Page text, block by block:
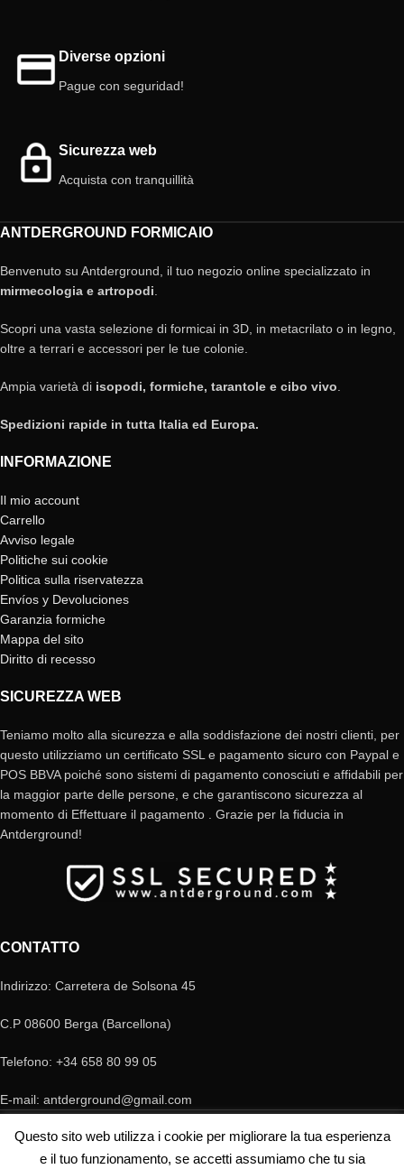
Porte interne: 3Diverse opzioni
Pague con seguridad!
Sicurezza web
Acquista con tranquillità
ANTDERGROUND FORMICAIO
Benvenuto su Antderground, il tuo negozio online specializzato in
mirmecologia e artropodi
Scopri una vasta selezione di formicai in 3D, in metacrilato o in legno,
oltre a terrari e accessori per le tue colonie.
Ampia varietà di isopodi, formiche, tarantole e cibo vivo
Spedizioni rapide in tutta Italia ed Europa.
INFORMAZIONE
Il mio account
Carrello
Avviso legale
Politiche sui cookie
Politica sulla riservatezza
Envíos y Devoluciones
Garanzia formiche
Mappa del sito
Diritto di recesso
SICUREZZA WEB
Teniamo molto alla sicurezza e alla soddisfazione dei nostri clienti, per
questo utilizziamo un certificato SSL e pagamento sicuro con Paypal e
POS BBVA poiché sono sistemi di pagamento conosciuti e affidabili per
la maggior parte delle persone, e che garantiscono sicurezza al
momento di Effettuare il pagamento . Grazie per la fiducia in
Antderground!
CONTATTO
Indirizzo: Carretera de Solsona 45
C.P 08600 Berga (Barcellona)
Telefono: +34 658 80 99 05
E-mail: antderground@gmail.com
Questo sito web utilizza i cookie per migliorare la tua esperienza
e il tuo funzionamento, se accetti assumiamo che tu sia